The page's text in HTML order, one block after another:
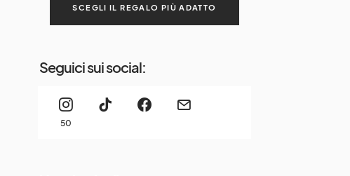
SCEGLI IL REGALO PIÙ ADATTO
Seguici sui social:
50